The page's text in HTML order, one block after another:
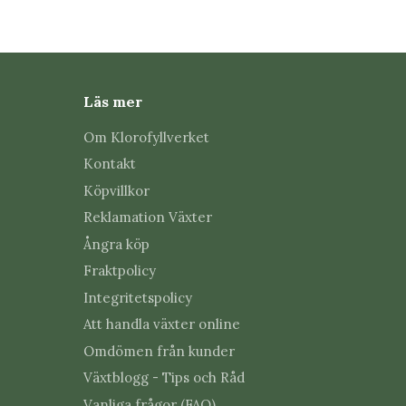
Ja, vid försiktig användning kan de användas
Var ska bioboxarna placeras?
De bör hängas i bladverket nära områden där
Hur ska produkten förvaras?
Se avsnittet Förvaring och hållbarhet och följ
Läs mer
Om Klorofyllverket
Kontakt
Köpvillkor
Reklamation Växter
Ångra köp
Fraktpolicy
Integritetspolicy
Att handla växter online
Omdömen från kunder
Växtblogg - Tips och Råd